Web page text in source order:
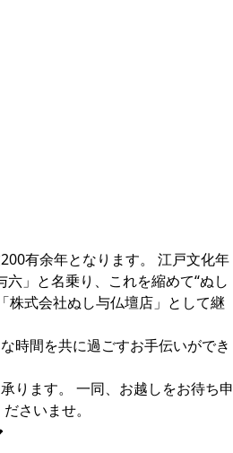
有余年となります。 江戸文化年
」と名乗り、これを縮めて“ぬし
株式会社ぬし与仏壇店」として継
時間を共に過ごすお手伝いができ
ります。 一同、お越しをお待ち申
さいませ。